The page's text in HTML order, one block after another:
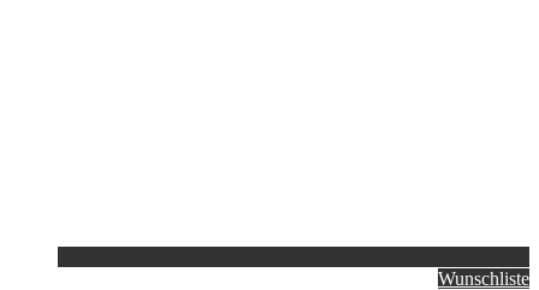
Wunschliste